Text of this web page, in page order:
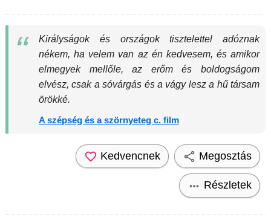
Királyságok és országok tisztelettel adóznak
nékem, ha velem van az én kedvesem, és amikor
elmegyek mellőle, az erőm és boldogságom
elvész, csak a sóvárgás és a vágy lesz a hű társam
örökké.
A szépség és a szörnyeteg c. film
Kedvencnek Megosztás
Részletek